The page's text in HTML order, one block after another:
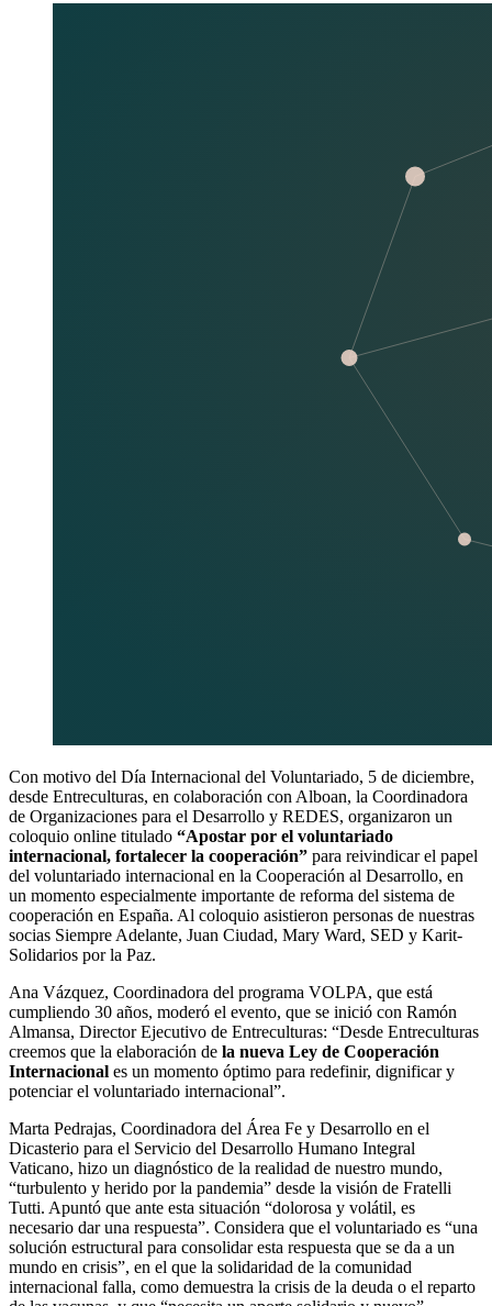
Con motivo del Día Internacional del Voluntariado, 5 de diciembre,
desde Entreculturas, en colaboración con Alboan, la Coordinadora
de Organizaciones para el Desarrollo y REDES, organizaron un
coloquio online titulado “Apostar por el voluntariado
internacional, fortalecer la cooperación” para reivindicar el papel
del voluntariado internacional en la Cooperación al Desarrollo, en
un momento especialmente importante de reforma del sistema de
cooperación en España. Al coloquio asistieron personas de nuestras
socias Siempre Adelante, Juan Ciudad, Mary Ward, SED y Karit-
Solidarios por la Paz.
Ana Vázquez, Coordinadora del programa VOLPA, que está
cumpliendo 30 años, moderó el evento, que se inició con Ramón
Almansa, Director Ejecutivo de Entreculturas: “Desde Entreculturas
creemos que la elaboración de la nueva Ley de Cooperación
Internacional es un momento óptimo para redefinir, dignificar y
potenciar el voluntariado internacional”.
Marta Pedrajas, Coordinadora del Área Fe y Desarrollo en el
Dicasterio para el Servicio del Desarrollo Humano Integral
Vaticano, hizo un diagnóstico de la realidad de nuestro mundo,
“turbulento y herido por la pandemia” desde la visión de Fratelli
Tutti. Apuntó que ante esta situación “dolorosa y volátil, es
necesario dar una respuesta”. Considera que el voluntariado es “una
solución estructural para consolidar esta respuesta que se da a un
mundo en crisis”, en el que la solidaridad de la comunidad
internacional falla, como demuestra la crisis de la deuda o el reparto